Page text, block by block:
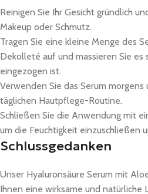
Reinigen Sie Ihr Gesicht gründlich
Makeup oder Schmutz.
Tragen Sie eine kleine Menge des
Dekolleté auf und massieren Sie
eingezogen ist.
Verwenden Sie das Serum
täglichen Hautpflege-Routine.
Schließen Sie die Anwendung mit
um die Feuchtigkeit einzuschließen
Schlussgedanken
Unser Hyaluronsäure Serum mit
Ihnen eine wirksame und natürliche